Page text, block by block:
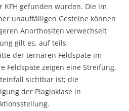
KFH gefunden wurden. Die im
unauffälligen Gesteine können
Anorthositen verwechselt
gilt es, auf teils
der ternären Feldspäte im
Feldspäte zeigen eine Streifung,
sichtbar ist; die
der Plagioklase in